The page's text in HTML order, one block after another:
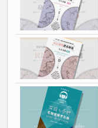
法總則。
‧觀念連結‧觸類旁通
本書對於民法債編或物
以觀念連結的方式讓準
攻略民法總則。
‧溫馨叮嚀‧深入淺出
本書針對較為艱澀、
明，讓讀者對於民法總
法總則。